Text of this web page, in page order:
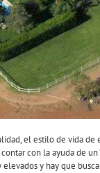
el estilo de vida de
con la ayuda de un
y hay que